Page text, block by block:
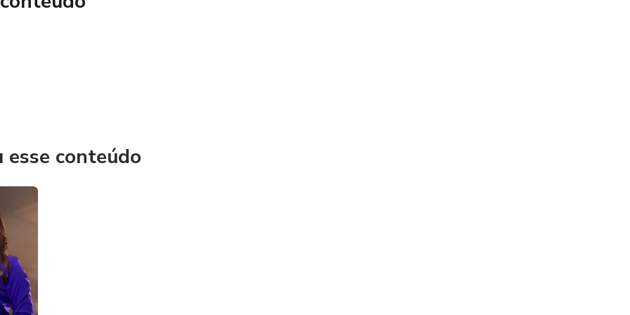
compras desnecessárias e saiba exatamente o que
detalhado de como tirar as fotos de forma correta,
1 mês para me enviar suas fotos. Quanto antes enviar, mais
sua cartela digital personalizada em até 5 dias úteis
conteúdo